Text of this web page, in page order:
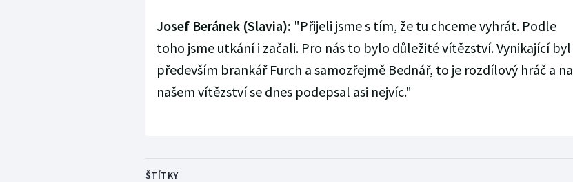
Josef Beránek (Slavia): "Přijeli jsme s tím, že tu chceme vyhrát. Podle
toho jsme utkání i začali. Pro nás to bylo důležité vítězství. Vynikající byl
především brankář Furch a samozřejmě Bednář, to je rozdílový hráč a na
našem vítězství se dnes podepsal asi nejvíc."
ŠTÍTKY